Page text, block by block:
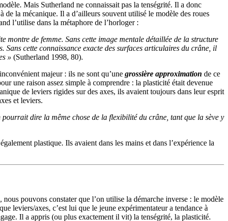
Mais Sutherland ne connaissait pas la tenségrité. Il a donc
de la mécanique. Il a d’ailleurs souvent utilisé le modèle des roues
l’utilise dans la métaphore de l’horloger :
montre de femme. Sans cette image mentale détaillée de la structure
cette connaissance exacte des surfaces articulaires du crâne, il
» (Sutherland 1998, 80).
majeur : ils ne sont qu’une grossière approximation de ce
une raison assez simple à comprendre : la plasticité était devenue
de leviers rigides sur des axes, ils avaient toujours dans leur esprit
et leviers.
dire la même chose de la flexibilité du crâne, tant que la sève y
plastique. Ils avaient dans les mains et dans l’expérience la
pouvons constater que l’on utilise la démarche inverse : le modèle
leviers/axes, c’est lui que le jeune expérimentateur a tendance à
Il a appris (ou plus exactement il vit) la tenségrité, la plasticité.